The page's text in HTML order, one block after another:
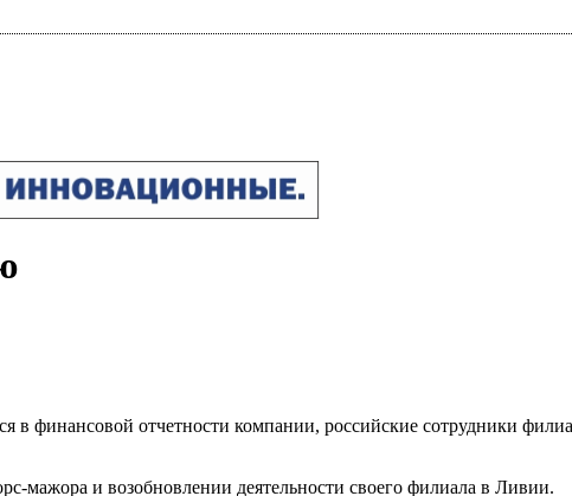
в финансовой отчетности компании, российские сотрудники
мажора и возобновлении деятельности своего филиала в Ливии.